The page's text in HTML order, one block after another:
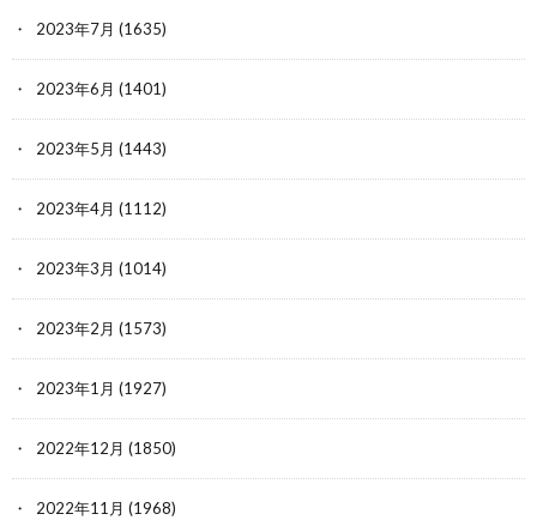
2023年7月 (1635)
2023年6月 (1401)
2023年5月 (1443)
2023年4月 (1112)
2023年3月 (1014)
2023年2月 (1573)
2023年1月 (1927)
2022年12月 (1850)
2022年11月 (1968)